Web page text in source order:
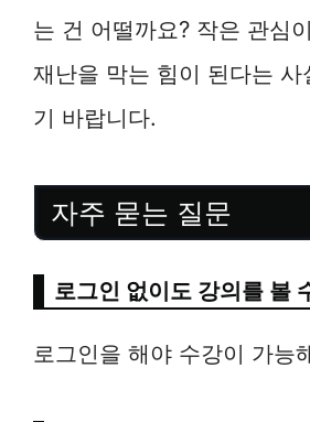
는 건 어떨까요? 작은 관심
재난을 막는 힘이 된다는 사
기 바랍니다.
자주 묻는 질문
로그인 없이도 강의를 볼
로그인을 해야 수강이 가능